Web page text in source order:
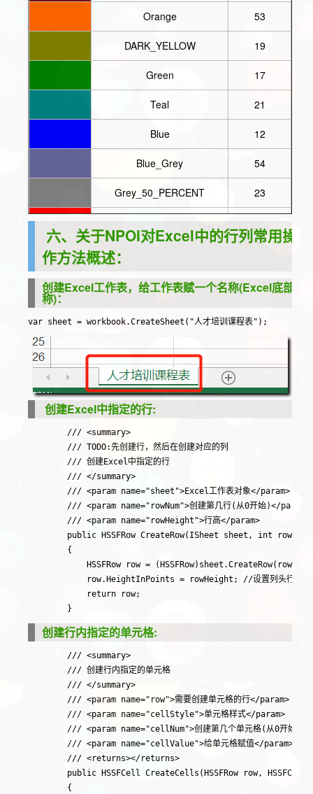
Orange 53
DARK_YELLOW 19
Green 17
Teal 21
Blue 12
Blue_Grey 54
Grey_50_PERCENT 23
LIME
LIGHT_BLUE 48
VIOLET 20
GREY_40_PERCENT
Pink
Gold 51
Yellow 13
TURQUOISE 15
Plum
GREY_25_PERCENT
Tan 47
LIGHT_YELLOW 43
LIGHT_GREEN 42
六、关于NPOI对Excel中的行列常用操
作方法概述：
创建Excel工作表，给工作表赋一个名称(Excel底部名
称)：
创建Excel中指定的行:
        /// <summary>
        /// TODO:先创建行，然后在创建对应的列
        /// 创建Excel中指定的行
        /// </summary>
        /// <param name="sheet">Excel工作表对象</param>
        /// <param name="rowNum">创建第几行(从0开始)</param>
        /// <param name="rowHeight">行高</param>
public HSSFRow CreateRow(ISheet sheet, int
        {
HSSFRow row =
            row.HeightInPoints = rowHeight; //设置列头行高
            return row;
创建行内指定的单元格:
        /// <summary>
        /// 创建行内指定的单元格
        /// </summary>
        /// <param name="row">需要创建单元格的行</param>
        /// <param name="cellStyle">单元格样式</param>
/// <param name="cellNum">创建第几个单元格(从0开始
        /// <param name="cellValue">给单元格赋值</param>
        /// <returns></returns>
public HSSFCell CreateCells(HSSFRow row,
        {